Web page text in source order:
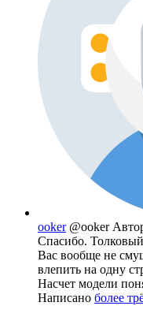
ooker @ooker
Спасибо. Толковый
Вас вообще не
влепить на одну
Насчет модели
Написано более